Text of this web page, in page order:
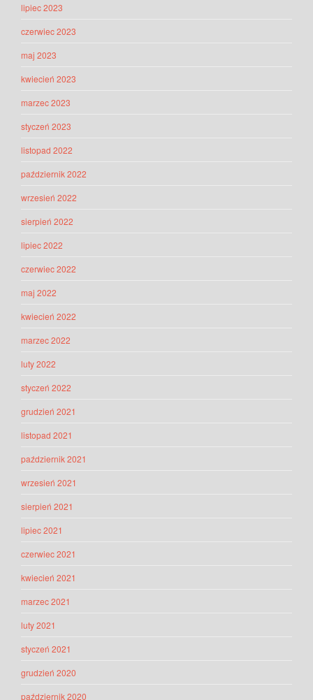
lipiec 2023
czerwiec 2023
maj 2023
kwiecień 2023
marzec 2023
styczeń 2023
listopad 2022
październik 2022
wrzesień 2022
sierpień 2022
lipiec 2022
czerwiec 2022
maj 2022
kwiecień 2022
marzec 2022
luty 2022
styczeń 2022
grudzień 2021
listopad 2021
październik 2021
wrzesień 2021
sierpień 2021
lipiec 2021
czerwiec 2021
kwiecień 2021
marzec 2021
luty 2021
styczeń 2021
grudzień 2020
październik 2020